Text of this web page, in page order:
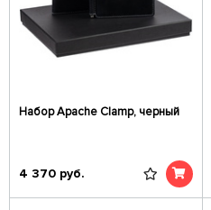
Набор Apache Clamp, черный
4 370 руб.